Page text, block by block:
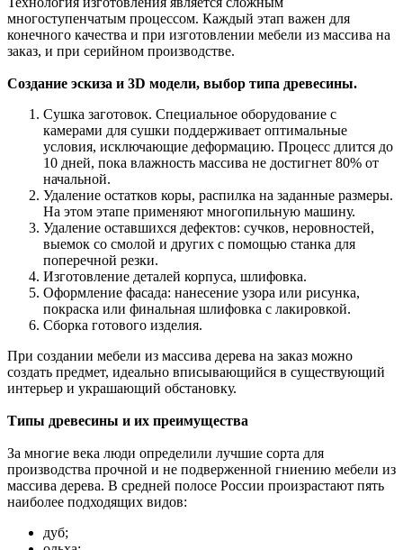
многоступенчатым процессом. Каждый этап важен для
конечного качества и при изготовлении мебели из массива на
заказ, и при серийном производстве.
Создание эскиза и 3D модели, выбор типа древесины.
Сушка заготовок. Специальное оборудование с
камерами для сушки поддерживает оптимальные
условия, исключающие деформацию. Процесс длится до
10 дней, пока влажность массива не достигнет 80% от
начальной.
Удаление остатков коры, распилка на заданные размеры.
На этом этапе применяют многопильную машину.
Удаление оставшихся дефектов: сучков, неровностей,
выемок со смолой и других с помощью станка для
поперечной резки.
Изготовление деталей корпуса, шлифовка.
Оформление фасада: нанесение узора или рисунка,
покраска или финальная шлифовка с лакировкой.
Сборка готового изделия.
При создании мебели из массива дерева на заказ можно
создать предмет, идеально вписывающийся в существующий
интерьер и украшающий обстановку.
Типы древесины и их преимущества
За многие века люди определили лучшие сорта для
производства прочной и не подверженной гниению мебели из
массива дерева. В средней полосе России произрастают пять
наиболее подходящих видов:
дуб;